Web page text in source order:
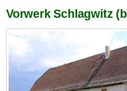
Vorwerk Schlagwitz